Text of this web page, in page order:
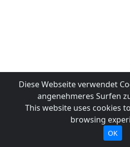
Diese Webseite verwendet
angenehmeres Surfen
This website uses cookies
browsing
OK